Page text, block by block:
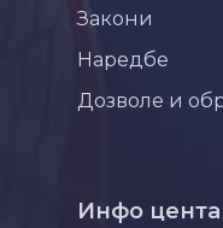
Закони
Наредбе
Дозволе и
Инфо